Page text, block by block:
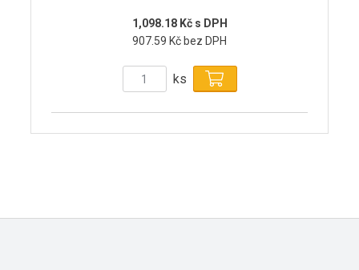
1,098.18 Kč s DPH
907.59 Kč bez DPH
ks